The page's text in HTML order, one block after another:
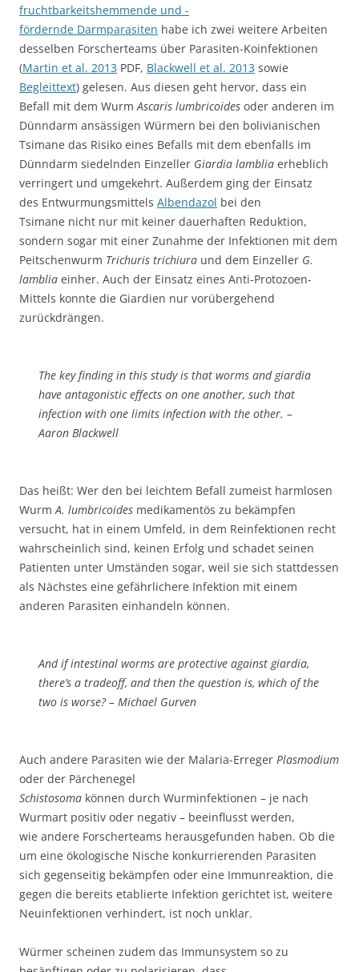
fruchtbarkeitshemmende und -
fördernde Darmparasiten habe ich zwei weitere Arbeiten
desselben Forscherteams über Parasiten-Koinfektionen
(Martin et al. 2013 PDF, Blackwell et al. 2013 sowie
Begleittext) gelesen. Aus diesen geht hervor, dass ein
Befall mit dem WurmAscaris lumbricoides oder anderen im
Dünndarm ansässigen Würmern bei den bolivianischen
Tsimane das Risiko eines Befalls mit dem ebenfalls im
Dünndarm siedelnden Einzeller Giardia lamblia erheblich
verringert und umgekehrt. Außerdem ging der Einsatz
des Entwurmungsmittels Albendazol bei den
Tsimane nicht nur mit keiner dauerhaften Reduktion,
sondern sogar mit einer Zunahme der Infektionen mit dem
Peitschenwurm Trichuris trichiura und dem Einzeller G.
lamblia einher. Auch der Einsatz eines Anti-Protozoen-
Mittels konnte die Giardien nur vorübergehend
zurückdrängen.
The key finding in this study is that worms and giardia
have antagonistic effects on one another, such that
infection with one limits infection with the other. –
Aaron Blackwell
Das heißt: Wer den bei leichtem Befall zumeist harmlosen
WurmA. lumbricoides medikamentös zu bekämpfen
versucht, hat in einem Umfeld, in dem Reinfektionen recht
wahrscheinlich sind, keinen Erfolg und schadet seinen
Patienten unter Umständen sogar, weil sie sich stattdessen
als Nächstes eine gefährlichere Infektion mit einem
anderen Parasiten einhandeln können.
And if intestinal worms are protective against giardia,
there’s a tradeoff, and then the question is, which of the
two is worse? – Michael Gurven
Auch andere Parasiten wie der Malaria-Erreger Plasmodium
oder der Pärchenegel
Schistosoma können durch Wurminfektionen – je nach
Wurmart positiv oder negativ – beeinflusst werden,
wie andere Forscherteams herausgefunden haben. Ob die
um eine ökologische Nische konkurrierenden Parasiten
sich gegenseitig bekämpfen oder eine Immunreaktion, die
gegen die bereits etablierte Infektion gerichtet ist, weitere
Neuinfektionen verhindert, ist noch unklar.
Würmer scheinen zudem das Immunsystem so zu